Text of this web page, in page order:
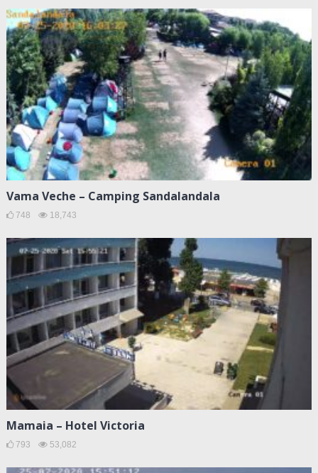
Vama Veche – Camping Sandalandala
748 18,743
Mamaia – Hotel Victoria
793 53,082